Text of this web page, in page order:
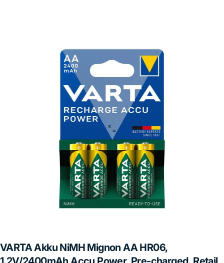
VARTAAkku NiMH Mignon AA HR06,